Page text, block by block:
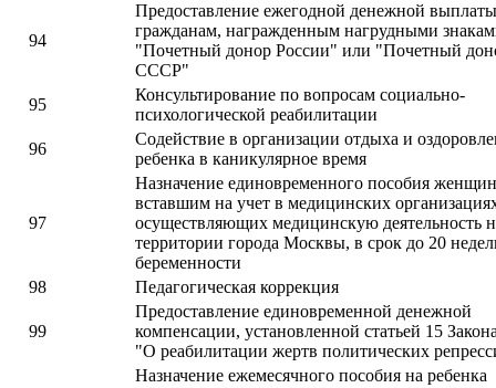
94
Предоставление ежегодной денежной выплаты
гражданам, награжденным нагрудными
"Почетный донор России" или "Почетный
СССР"
95
Консультирование по вопросам социально-
психологической реабилитации
96
Содействие в организации отдыха и
ребенка в каникулярное время
97
Назначение единовременного пособия
вставшим на учет в медицинских
осуществляющих медицинскую деятельность
территории города Москвы, в срок до 20
беременности
98
Педагогическая коррекция
99
Предоставление единовременной денежной
компенсации, установленной статьей 15
"О реабилитации жертв политических
Назначение ежемесячного пособия на ребенка